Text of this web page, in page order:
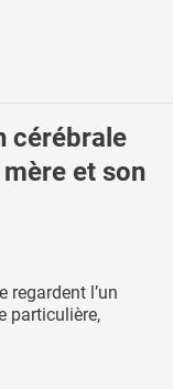
cérébrale
et son
regardent l’un
particulière,